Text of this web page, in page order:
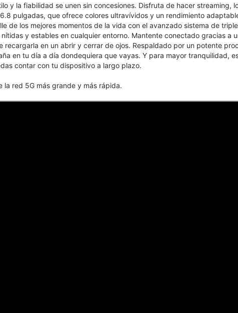
y la fiabilidad se unen sin concesiones.​​​​​​​ Disfruta de hacer streaming,
pulgadas, que ofrece colores ultravívidos y un rendimiento
de los mejores momentos de la vida con el avanzado sistema de
y estables en cualquier entorno. Mantente conectado gracias a
en un abrir y cerrar de ojos. Respaldado por un potente
en tu día a día dondequiera que vayas. Y para mayor tranquilidad,
contar con tu dispositivo a largo plazo.
la red 5G más grande y más rápida.